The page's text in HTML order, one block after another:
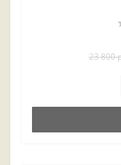
23 800